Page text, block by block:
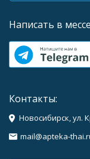
Написать в
Контакты:
Новосибирск, ул.
mail@apteka-